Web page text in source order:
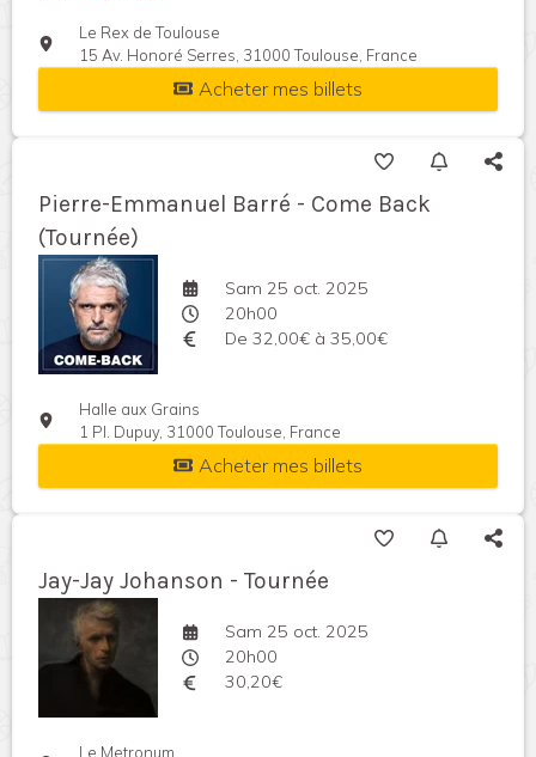
Le Rex de Toulouse
15 Av. Honoré Serres, 31000 Toulouse, France
Acheter mes billets
Pierre-Emmanuel Barré - Come Back
(Tournée)
Sam 25 oct. 2025
20h00
De 32,00€ à 35,00€
Halle aux Grains
1 Pl. Dupuy, 31000 Toulouse, France
Acheter mes billets
Jay-Jay Johanson - Tournée
Sam 25 oct. 2025
20h00
30,20€
Le Metronum